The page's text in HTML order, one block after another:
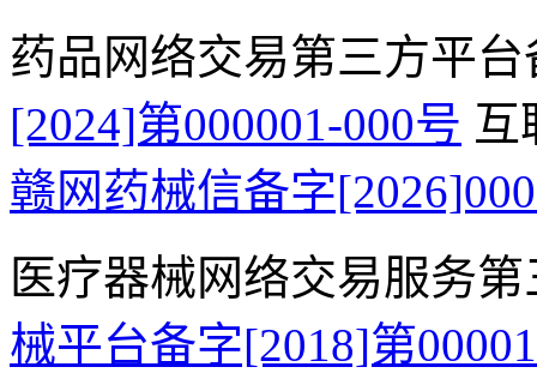
药品网络交易第三方平
[2024]第000001-000号 互
赣网药械信备字
医疗器械网络交易服务
械平台备字[2018]第